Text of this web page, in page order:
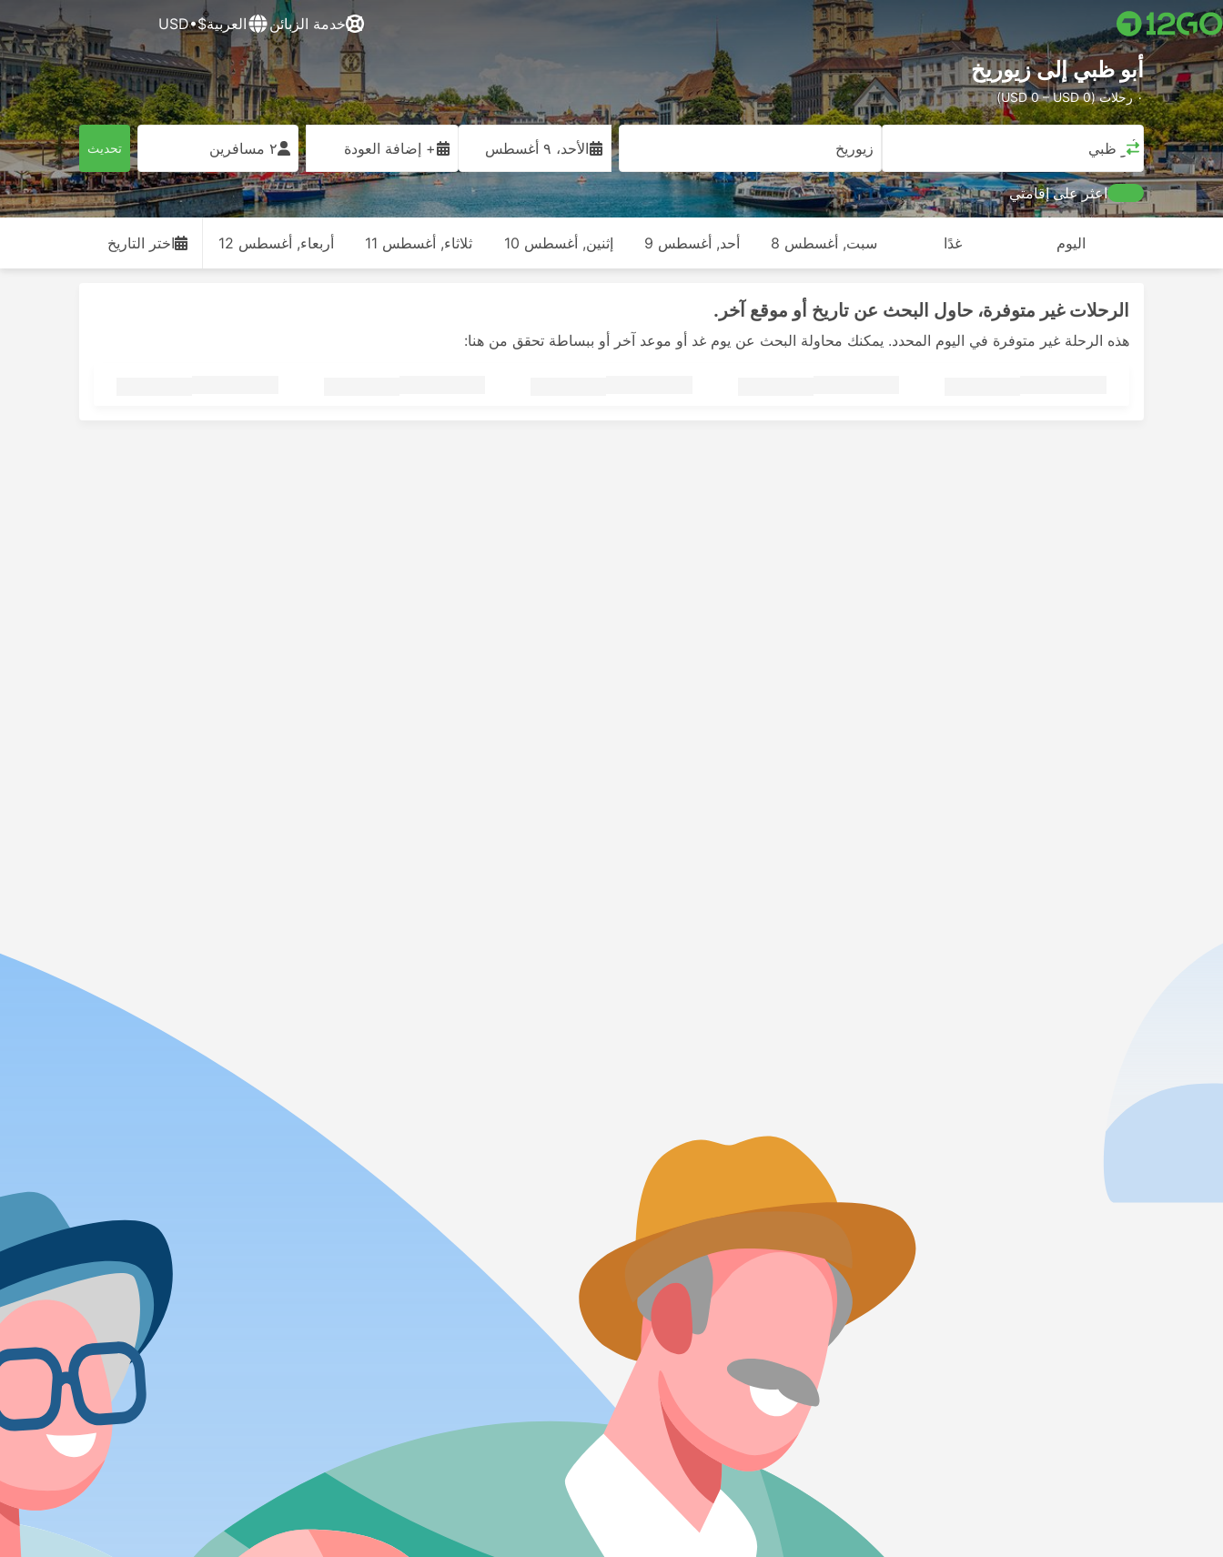
خدمة الزبائن العربية$•USD
أبو ظبي إلى زيوريخ
٠ رحلات (USD 0 – USD 0)
أبو ظبي زيوريخ الأحد، ٩ أغسطس + إضافة العودة ٢ مسافرين تحديث
اعثر على إقامتي
اليوم غدًا سبت, أغسطس 8 أحد, أغسطس 9 إثنين, أغسطس 10 ثلاثاء, أغسطس 11 أربعاء, أغسطس 12 اختر التاريخ
الرحلات غير متوفرة، حاول البحث عن تاريخ أو موقع آخر.
هذه الرحلة غير متوفرة في اليوم المحدد. يمكنك محاولة البحث عن يوم غد أو موعد آخر أو ببساطة تحقق من هنا: